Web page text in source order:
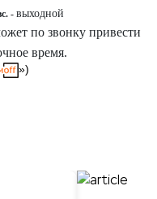
»)
- выходной
по звонку привести
время.